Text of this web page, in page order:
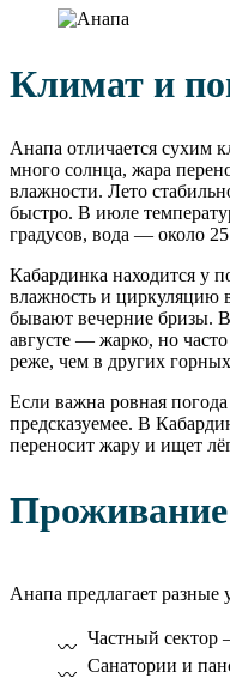
Климат и
Анапа отличается сухим
много солнца, жара
влажности. Лето
быстро. В июле
градусов, вода — около
Кабардинка находится у
влажность и циркуляцию
бывают вечерние бризы.
августе — жарко, но
реже, чем в других
Если важна ровная
предсказуемее. В
переносит жару и ищет
Анапа предлагает
Частный сектор
Санатории и